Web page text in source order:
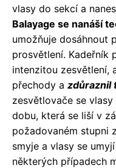
vlasy do sekcí a
Balayage se nanáší
umožňuje dosáhnout
prosvětlení. Kadeřník
intenzitou zesvětlení,
přechody a zdůraznil
zesvětlovače se
dobu, která se liší v
požadovaném stupni
smyje a vlasy se
některých případech